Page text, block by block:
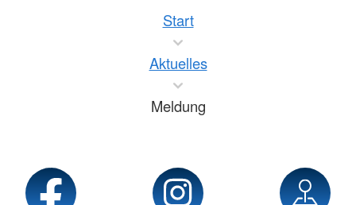
Start
Aktuelles
Meldung